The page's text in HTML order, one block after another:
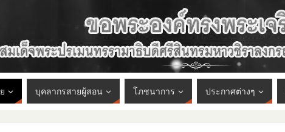
บุคลากรสายผู้สอน โภชนาการ ประกาศต่างๆ